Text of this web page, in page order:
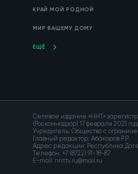
КРАЙ МОЙ РОДНОЙ
МИР ВАШЕМУ ДОМУ
ЕЩЁ
Сетевое издание «ННТ»
(Роскомнадзор) 17 февраля 2021
Учредитель: Общество с
Главный редактор: Абакаров Р.Р.
Адрес редакции: Республика
Телефон: +7 (8722) 91-18-87
E-mail: